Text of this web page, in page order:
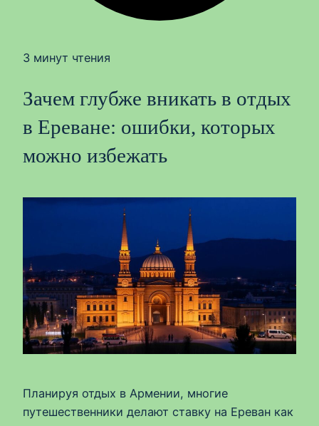
3 минут чтения
Зачем глубже вникать в отдых
в Ереване: ошибки, которых
можно избежать
Планируя отдых в Армении, многие
путешественники делают ставку на Ереван как